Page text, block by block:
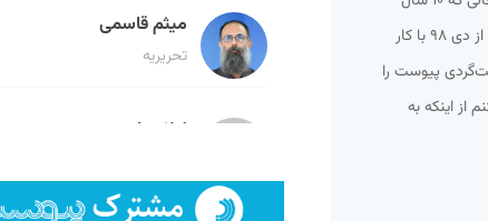
کارمند آژانس هواپیمایی بودم در همان روزها احساس کردم چقدر نوشتن را دوست دارم. از دی ۹۸ با کار
پیوست را
از اینکه به
میثم قاسمی
تحریریه
لیلا حنارود